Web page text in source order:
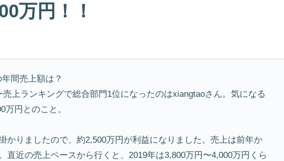
万円！！
間売上額は？
上ランキングで総合部門1位になったのはxiangtaoさん。気になる
万円とのこと。
かりましたので、約2,500万円が利益になりました。売上は前年か
直近の売上ペースから行くと、2019年は3,800万円〜4,000万円くら